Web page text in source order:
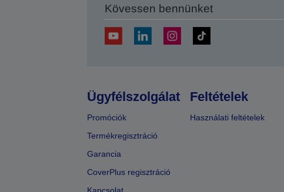
Kövessen bennünket
Ügyfélszolgálat
Promóciók
Termékregisztráció
Garancia
CoverPlus regisztráció
Feltételek
Használati feltételek